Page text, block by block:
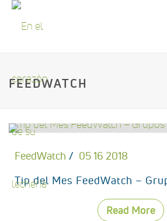
FEEDWATCH
FeedWatch
05 16 2018
Tip del Mes FeedWatch –
Read More